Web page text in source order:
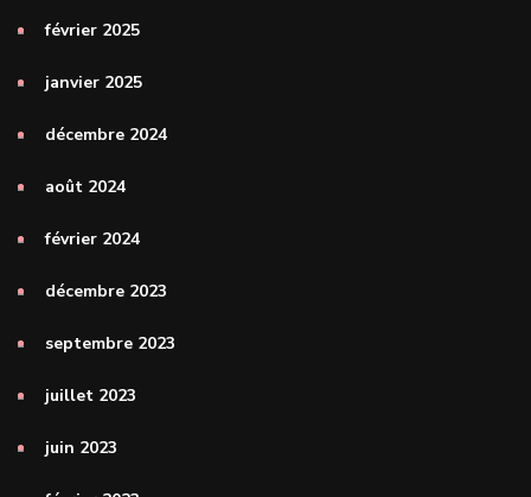
février 2025
janvier 2025
décembre 2024
août 2024
février 2024
décembre 2023
septembre 2023
juillet 2023
juin 2023